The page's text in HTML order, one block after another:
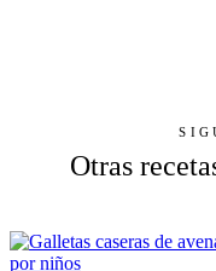
Otras